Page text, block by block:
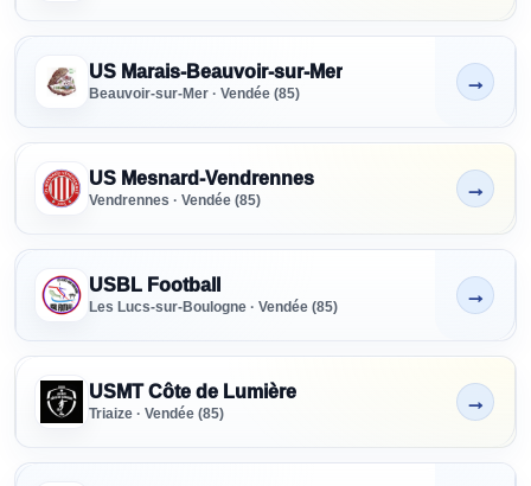
US Marais-Beauvoir-sur-Mer
Beauvoir-sur-Mer · Vendée (85)
Non indiqué
→
US Mesnard-Vendrennes
Vendrennes · Vendée (85)
Non indiqué
→
USBL Football
Les Lucs-sur-Boulogne · Vendée (85)
Non indiqué
→
USMT Côte de Lumière
Triaize · Vendée (85)
Non indiqué
→